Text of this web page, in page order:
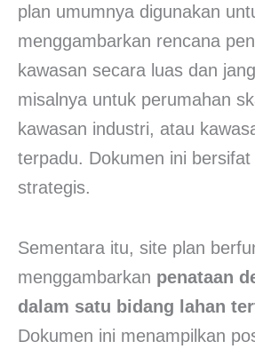
plan umumnya digunakan
menggambarkan rencana
kawasan secara luas dan
misalnya untuk perumahan
kawasan industri, atau
terpadu. Dokumen ini
strategis.
Sementara itu, site plan
menggambarkan penataan
dalam satu bidang lahan
Dokumen ini menampilkan